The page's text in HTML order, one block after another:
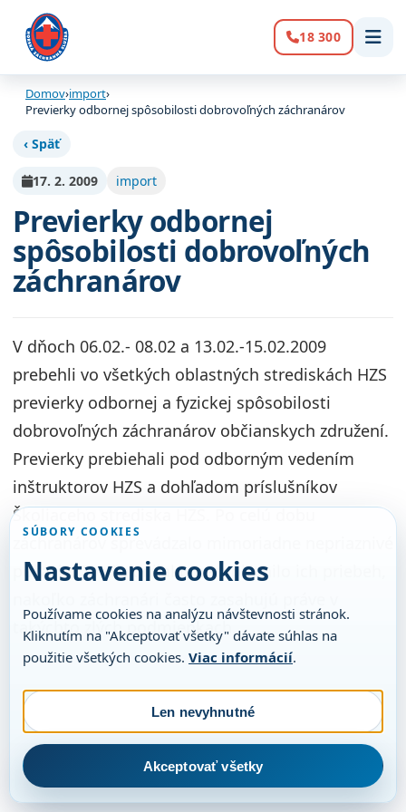
Volanie:
18 300
Domov›import›
Previerky odbornej spôsobilosti dobrovoľných záchranárov
‹ Späť
17. 2. 2009 import
Previerky odbornej
spôsobilosti dobrovoľných
záchranárov
V dňoch 06.02.- 08.02 a 13.02.-15.02.2009
prebehli vo všetkých oblastných strediskách HZS
previerky odbornej a fyzickej spôsobilosti
dobrovoľných záchranárov občianskych združení.
Previerky prebiehali pod odborným vedením
inštruktorov HZS a dohľadom príslušníkov
Školiaceho strediska HZS. Po celú dobu
záchranárov sprevádzalo mimoriadne nepriaznivé
počasia. To však nijako neovplyvnilo ich priebeh,
takýchto zlých podmienkach.
SÚBORY COOKIES
Nastavenie cookies
Používame cookies na analýzu návštevnosti stránok.
Kliknutím na "Akceptovať všetky" dávate súhlas na
použitie všetkých cookies. Viac informácií.
Len nevyhnutné
Akceptovať všetky